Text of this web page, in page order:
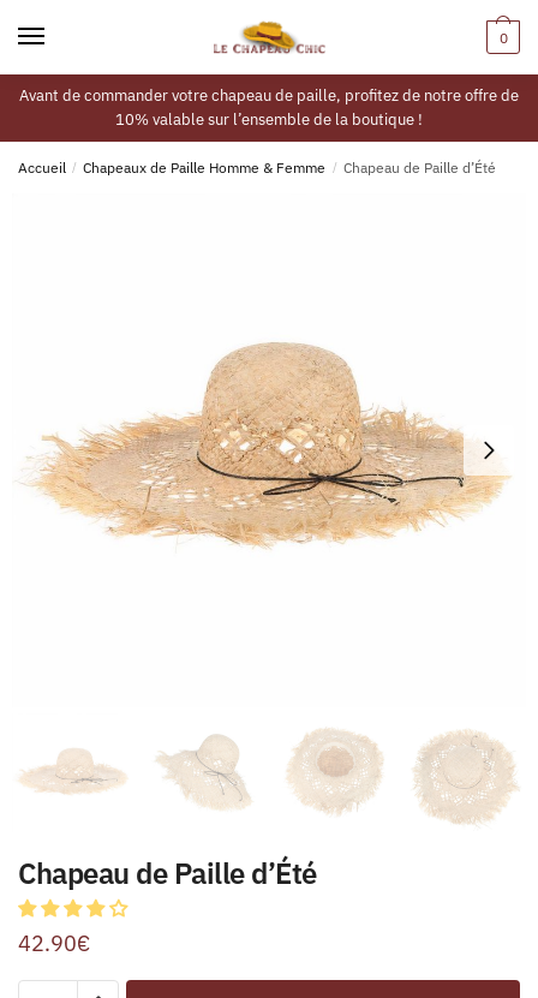
0
Avant de commander votre chapeau de paille, profitez de notre offre de
10% valable sur l’ensemble de la boutique !
Accueil / Chapeaux de Paille Homme & Femme / Chapeau de Paille d’Été
Chapeau de Paille d’Été
42.90€